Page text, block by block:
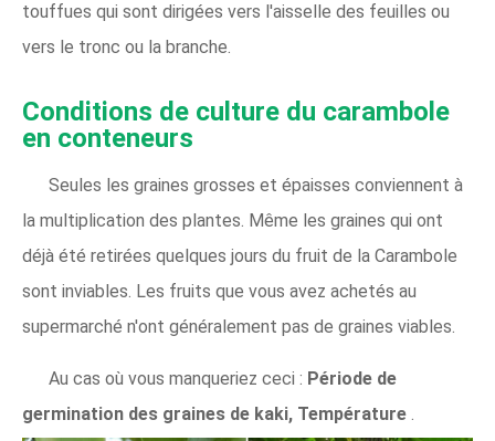
touffues qui sont dirigées vers l'aisselle des feuilles ou
vers le tronc ou la branche.
Conditions de culture du carambole
en conteneurs
Seules les graines grosses et épaisses conviennent à
la multiplication des plantes. Même les graines qui ont
déjà été retirées quelques jours du fruit de la Carambole
sont inviables. Les fruits que vous avez achetés au
supermarché n'ont généralement pas de graines viables.
Au cas où vous manqueriez ceci : Période de
germination des graines de kaki, Température .